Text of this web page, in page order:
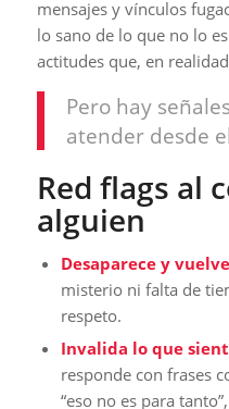
mensajes y vínculos
lo sano de lo que no lo
actitudes que, en
Pero hay
atender desde
Red flags al
alguien
Desaparece y
misterio ni falta de
respeto.
Invalida lo que
responde con frases
“eso no es para